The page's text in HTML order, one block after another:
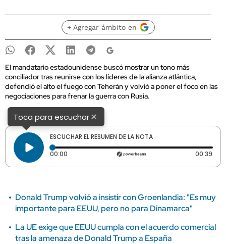
+ Agregar ámbito en
El mandatario estadounidense buscó mostrar un tono más
conciliador tras reunirse con los líderes de la alianza atlántica,
defendió el alto el fuego con Teherán y volvió a poner el foco en las
negociaciones para frenar la guerra con Rusia.
Toca para escuchar×
ESCUCHAR EL RESUMEN DE LA NOTA
00:00 Tiempo transcurrido: 0 segundos 00:39
Donald Trump volvió a insistir con Groenlandia: "Es muy
importante para EEUU, pero no para Dinamarca"
La UE exige que EEUU cumpla con el acuerdo comercial
tras la amenaza de Donald Trump a España